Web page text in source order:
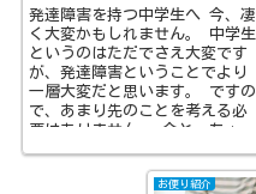
発達障害を持つ中学生へ 今、凄
く大変かもしれません。 中学生
というのはただでさえ大変です
が、発達障害ということでより
一層大変だと思います。 ですの
で、あまり先のことを考える必
要はありません。 今と、ちょっ
お便り紹介